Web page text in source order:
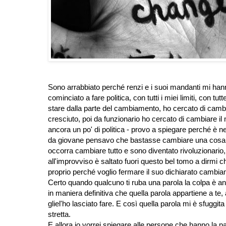
Sono arrabbiato perché renzi e i suoi mandanti mi
cominciato a fare politica, con tutti i miei limiti, con
stare dalla parte del cambiamento, ho cercato di
cresciuto, poi da funzionario ho cercato di cambiare
ancora un po' di politica - provo a spiegare perché è
da giovane pensavo che bastasse cambiare una
occorra cambiare tutto e sono diventato
all'improvviso è saltato fuori questo bel tomo a dirmi
proprio perché voglio fermare il suo dichiarato
Certo quando qualcuno ti ruba una parola la colpa è
in maniera definitiva che quella parola appartiene a
gliel'ho lasciato fare. E così quella parola mi è
stretta.